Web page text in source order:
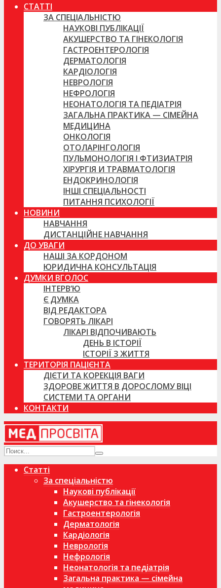
СТАТТІ
ЗА СПЕЦІАЛЬНІСТЮ
НАУКОВІ ПУБЛІКАЦІЇ
АКУШЕРСТВО ТА ГІНЕКОЛОГІЯ
ГАСТРОЕНТЕРОЛОГІЯ
ДЕРМАТОЛОГІЯ
КАРДІОЛОГІЯ
НЕВРОЛОГІЯ
НЕФРОЛОГІЯ
НЕОНАТОЛОГІЯ ТА ПЕДІАТРІЯ
ЗАГАЛЬНА ПРАКТИКА — СІМЕЙНА
МЕДИЦИНА
ОНКОЛОГІЯ
ОТОЛАРІНГОЛОГІЯ
ПУЛЬМОНОЛОГІЯ І ФТИЗИАТРІЯ
ХІРУРГІЯ И ТРАВМАТОЛОГІЯ
ЕНДОКРИНОЛОГІЯ
ІНШІ СПЕЦІАЛЬНОСТІ
ПИТАННЯ ПСИХОЛОГІЇ
НОВИНИ
НАВЧАННЯ
ДИСТАНЦІЙНЕ НАВЧАННЯ
ДО УВАГИ
НАШІ ЗА КОРДОНОМ
ЮРИДИЧНА КОНСУЛЬТАЦІЯ
ДУМКИ ВГОЛОС
ІНТЕРВ’Ю
Є ДУМКА
ВІД РЕДАКТОРА
ГОВОРЯТЬ ЛІКАРІ
ЛІКАРІ ВІДПОЧИВАЮТЬ
ДЕНЬ В ІСТОРІЇ
ІСТОРІЇ З ЖИТТЯ
ТЕРИТОРІЯ ПАЦІЄНТА
ДІЄТИ ТА КОРЕКЦІЯ ВАГИ
ЗДОРОВЕ ЖИТТЯ В ДОРОСЛОМУ ВІЦІ
СИСТЕМИ ТА ОРГАНИ
КОНТАКТИ
Статті
За спеціальністю
Наукові публікації
Акушерство та гінекологія
Гастроентерологія
Дерматологія
Кардіологія
Неврологія
Нефрологія
Неонатологія та педіатрія
Загальна практика — сімейна